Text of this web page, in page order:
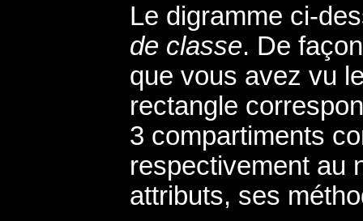
Le digramme ci-
de classe. De
que vous avez vu
rectangle
3 compartiments
respectivement au
attributs, ses